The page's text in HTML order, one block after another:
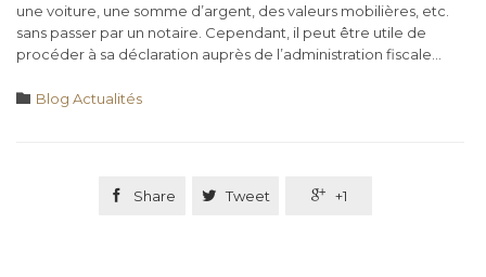
une voiture, une somme d’argent, des valeurs mobilières, etc.
sans passer par un notaire. Cependant, il peut être utile de
procéder à sa déclaration auprès de l’administration fiscale…
 Category
Blog Actualités
 Share  Tweet  +1